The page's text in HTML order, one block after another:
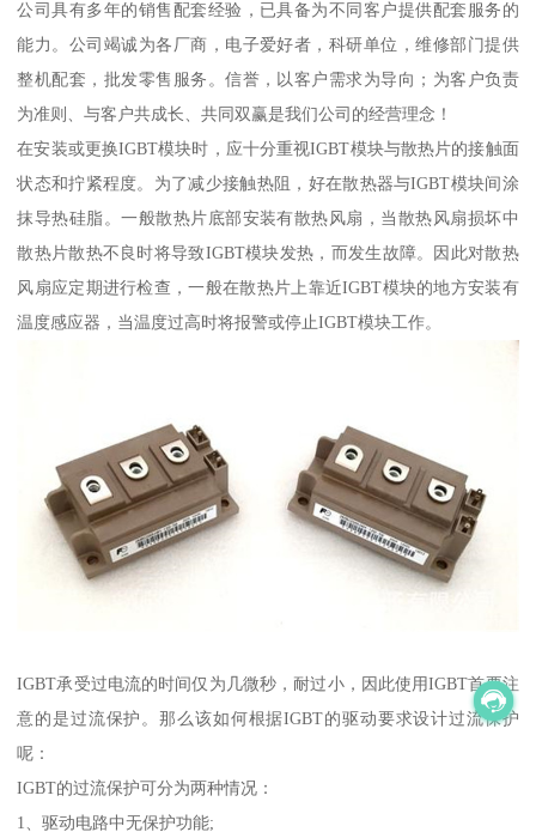
公司具有多年的销售配套经验，已具备为不同客户提供配套服务的
能力。公司竭诚为各厂商，电子爱好者，科研单位，维修部门提供
整机配套，批发零售服务。信誉，以客户需求为导向；为客户负责
为准则、与客户共成长、共同双赢是我们公司的经营理念！
在安装或更换IGBT模块时，应十分重视IGBT模块与散热片的接触面
状态和拧紧程度。为了减少接触热阻，好在散热器与IGBT模块间涂
抹导热硅脂。一般散热片底部安装有散热风扇，当散热风扇损坏中
散热片散热不良时将导致IGBT模块发热，而发生故障。因此对散热
风扇应定期进行检查，一般在散热片上靠近IGBT模块的地方安装有
温度感应器，当温度过高时将报警或停止IGBT模块工作。
IGBT承受过电流的时间仅为几微秒，耐过小，因此使用IGBT首要注
意的是过流保护。那么该如何根据IGBT的驱动要求设计过流保护
呢：
IGBT的过流保护可分为两种情况：
1、驱动电路中无保护功能;